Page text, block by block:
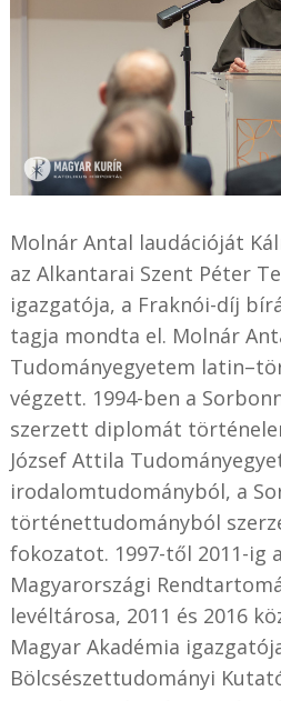
Molnár Antal laudációját
az Alkantarai Szent Péter
igazgatója, a Fraknói-díj
tagja mondta el. Molnár
Tudományegyetem
végzett. 1994-ben a
szerzett diplomát
József Attila
irodalomtudományból, a
történettudományból
fokozatot. 1997-től 2011-ig
Magyarországi
levéltárosa, 2011 és 2016
Magyar Akadémia
Bölcsészettudományi